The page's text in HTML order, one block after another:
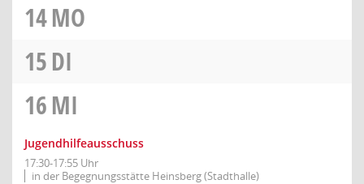
14MO
15DI
16MI
Jugendhilfeausschuss
17:30-17:55 Uhr
in der Begegnungsstätte Heinsberg (Stadthalle)